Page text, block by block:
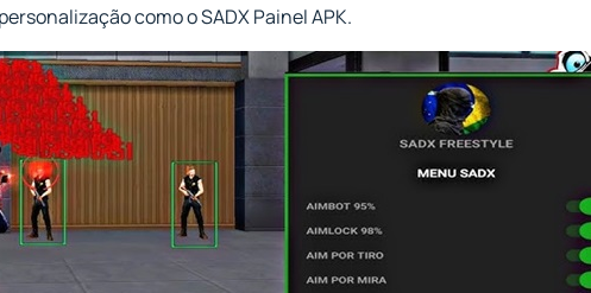
como o SADX Painel APK.